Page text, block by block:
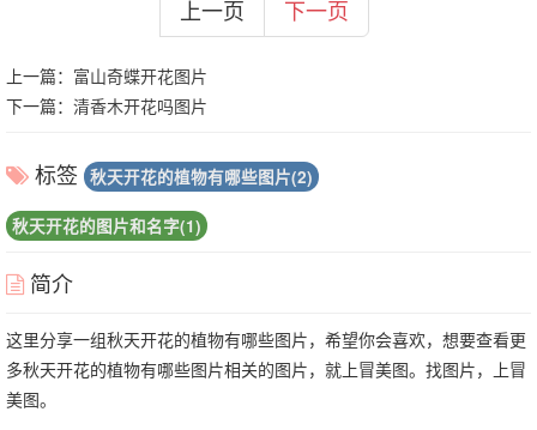
上一页 下一页
上一篇： 富山奇蝶开花图片
下一篇： 清香木开花吗图片
标签 秋天开花的植物有哪些图片(2)
秋天开花的图片和名字(1)
简介
这里分享一组秋天开花的植物有哪些图片，希望你会喜欢，想要查看更
多秋天开花的植物有哪些图片相关的图片，就上冒美图。找图片，上冒
美图。